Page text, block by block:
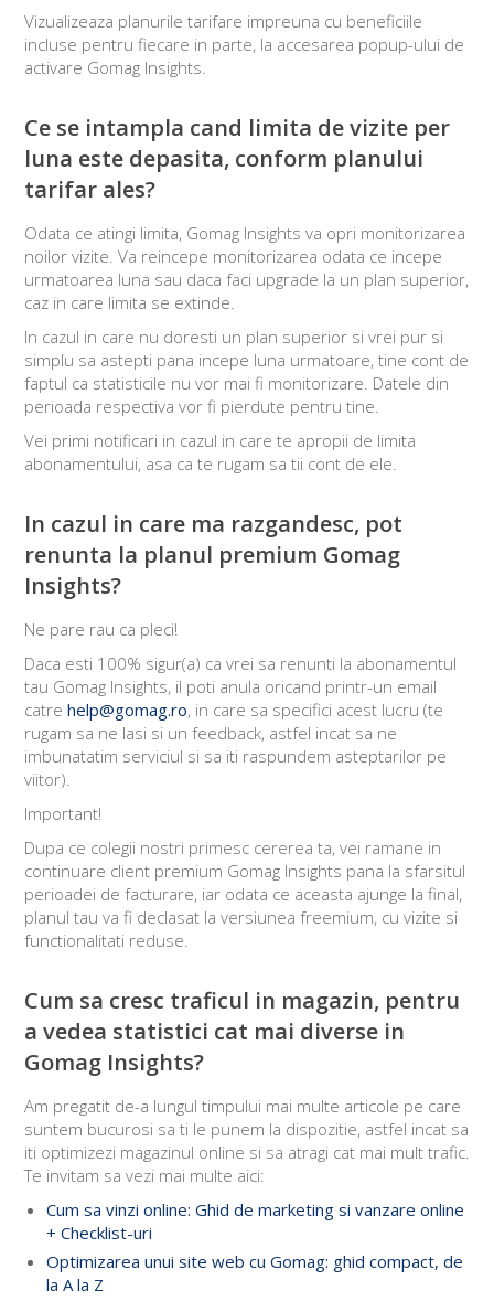
Vizualizeaza planurile tarifare impreuna cu beneficiile
incluse pentru fiecare in parte, la accesarea popup-ului de
activare Gomag Insights.
Ce se intampla cand limita de vizite per
luna este depasita, conform planului
tarifar ales?
Odata ce atingi limita, Gomag Insights va opri monitorizarea
noilor vizite. Va reincepe monitorizarea odata ce incepe
urmatoarea luna sau daca faci upgrade la un plan superior,
caz in care limita se extinde.
In cazul in care nu doresti un plan superior si vrei pur si
simplu sa astepti pana incepe luna urmatoare, tine cont de
faptul ca statisticile nu vor mai fi monitorizare. Datele din
perioada respectiva vor fi pierdute pentru tine.
Vei primi notificari in cazul in care te apropii de limita
abonamentului, asa ca te rugam sa tii cont de ele.
In cazul in care ma razgandesc, pot
renunta la planul premium Gomag
Insights?
Ne pare rau ca pleci!
Daca esti 100% sigur(a) ca vrei sa renunti la abonamentul
tau Gomag Insights, il poti anula oricand printr-un email
catre help@gomag.ro, in care sa specifici acest lucru (te
rugam sa ne lasi si un feedback, astfel incat sa ne
imbunatatim serviciul si sa iti raspundem asteptarilor pe
viitor).
Important!
Dupa ce colegii nostri primesc cererea ta, vei ramane in
continuare client premium Gomag Insights pana la sfarsitul
perioadei de facturare, iar odata ce aceasta ajunge la final,
planul tau va fi declasat la versiunea freemium, cu vizite si
functionalitati reduse.
Cum sa cresc traficul in magazin, pentru
a vedea statistici cat mai diverse in
Gomag Insights?
Am pregatit de-a lungul timpului mai multe articole pe care
suntem bucurosi sa ti le punem la dispozitie, astfel incat sa
iti optimizezi magazinul online si sa atragi cat mai mult trafic.
Te invitam sa vezi mai multe aici:
Cum sa vinzi online: Ghid de marketing si vanzare online
+ Checklist-uri
Optimizarea unui site web cu Gomag: ghid compact, de
la A la Z